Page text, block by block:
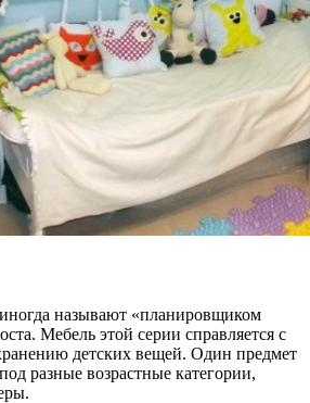
называют «планировщиком
Мебель этой серии справляется с
детских вещей. Один предмет
разные возрастные категории,